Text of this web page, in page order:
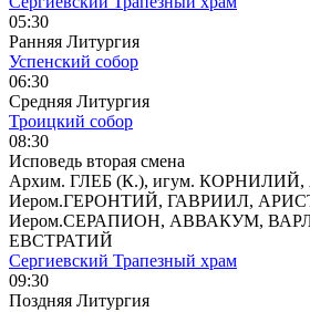
05:30
Ранняя Литургия
Успенский собор
06:30
Средняя Литургия
Троицкий собор
08:30
Исповедь вторая смена
Архим. ГЛЕБ (К.), игум.
Иером.ГЕРОНТИЙ, ГАВРИИЛ,
Иером.СЕРАПИОН, АВВАКУМ,
ЕВСТРАТИЙ
Сергиевский Трапезный храм
09:30
Поздняя Литургия